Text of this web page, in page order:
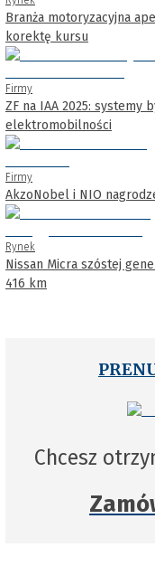
Branża motoryzacyjna
korektę kursu
Firmy
ZF na IAA 2025: systemy
elektromobilności
Firmy
AkzoNobel i NIO
Rynek
Nissan Micra szóstej
416 km
Chcesz